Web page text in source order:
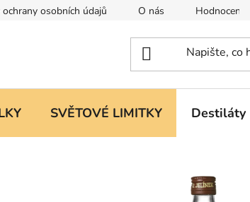
osobních údajů O nás Hodnocení
SVĚTOVÉ LIMITKY Destiláty